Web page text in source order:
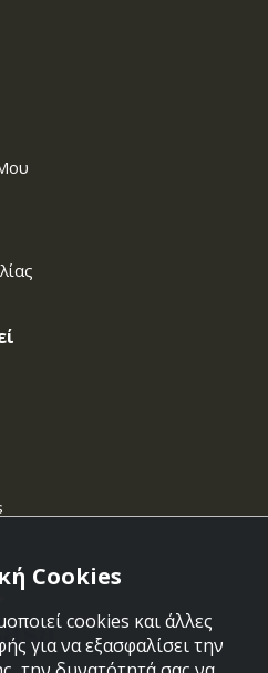
Cookies
cookies και άλλες
για να εξασφαλίσει την